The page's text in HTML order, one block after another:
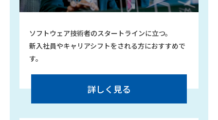
ソフトウェア技術者のスタートラインに立つ。
新入社員やキャリアシフトをされる方におすすめで
す。
詳しく見る